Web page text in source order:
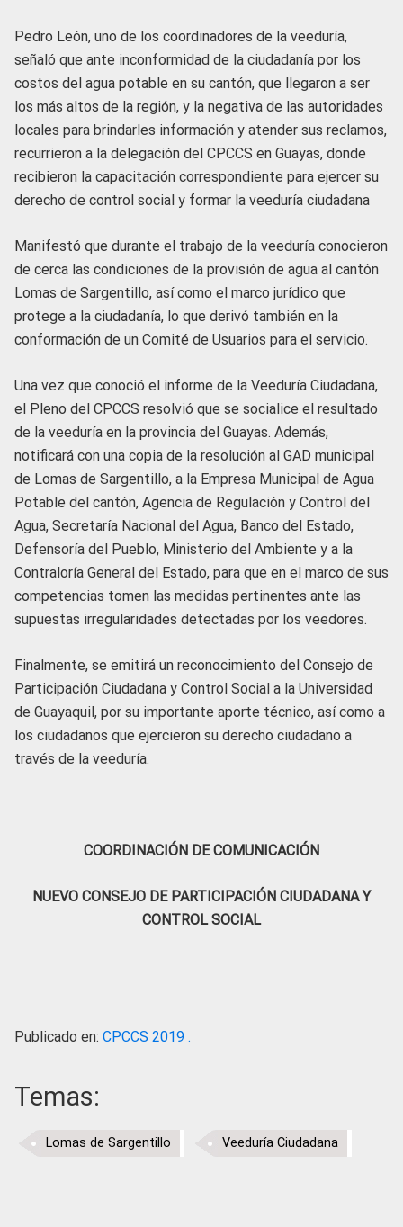
Pedro León, uno de los coordinadores de la veeduría,
señaló que ante inconformidad de la ciudadanía por los
costos del agua potable en su cantón, que llegaron a ser
los más altos de la región, y la negativa de las autoridades
locales para brindarles información y atender sus reclamos,
recurrieron a la delegación del CPCCS en Guayas, donde
recibieron la capacitación correspondiente para ejercer su
derecho de control social y formar la veeduría ciudadana
Manifestó que durante el trabajo de la veeduría conocieron
de cerca las condiciones de la provisión de agua al cantón
Lomas de Sargentillo, así como el marco jurídico que
protege a la ciudadanía, lo que derivó también en la
conformación de un Comité de Usuarios para el servicio.
Una vez que conoció el informe de la Veeduría Ciudadana,
el Pleno del CPCCS resolvió que se socialice el resultado
de la veeduría en la provincia del Guayas. Además,
notificará con una copia de la resolución al GAD municipal
de Lomas de Sargentillo, a la Empresa Municipal de Agua
Potable del cantón, Agencia de Regulación y Control del
Agua, Secretaría Nacional del Agua, Banco del Estado,
Defensoría del Pueblo, Ministerio del Ambiente y a la
Contraloría General del Estado, para que en el marco de sus
competencias tomen las medidas pertinentes ante las
supuestas irregularidades detectadas por los veedores.
Finalmente, se emitirá un reconocimiento del Consejo de
Participación Ciudadana y Control Social a la Universidad
de Guayaquil, por su importante aporte técnico, así como a
los ciudadanos que ejercieron su derecho ciudadano a
través de la veeduría.
COORDINACIÓN DE COMUNICACIÓN
NUEVO CONSEJO DE PARTICIPACIÓN CIUDADANA Y
CONTROL SOCIAL
Publicado en: CPCCS 2019 .
Temas:
Lomas de Sargentillo Veeduría Ciudadana